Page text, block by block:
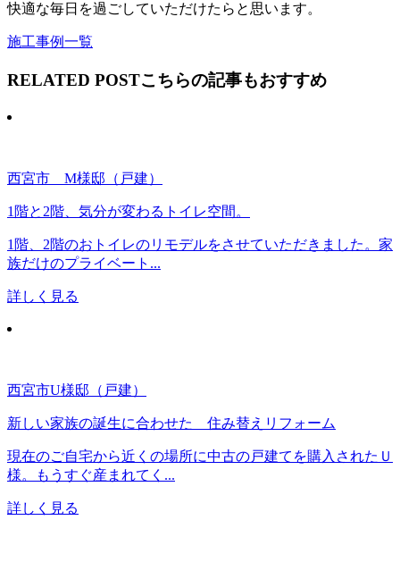
快適な毎日を過ごしていただけたらと思います。
施工事例一覧
RELATED POSTこちらの記事もおすすめ
西宮市 M様邸（戸建）
1階と2階、気分が変わるトイレ空間。
1階、2階のおトイレのリモデルをさせていただきました。家
族だけのプライベート...
詳しく見る
西宮市U様邸（戸建）
新しい家族の誕生に合わせた 住み替えリフォーム
現在のご自宅から近くの場所に中古の戸建てを購入されたＵ
様。もうすぐ産まれてく...
詳しく見る